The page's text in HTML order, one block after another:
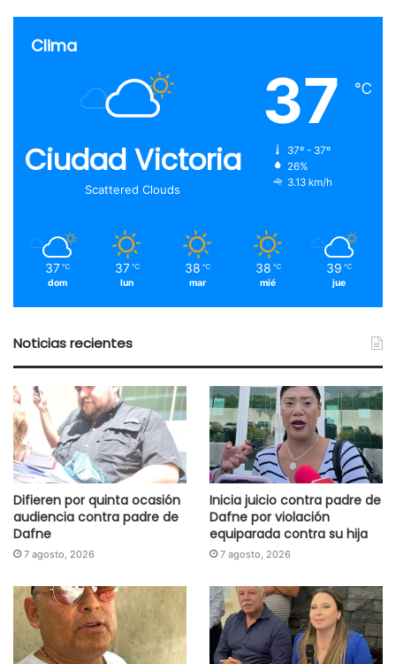
Clima
Ciudad Victoria
Scattered Clouds
37 ℃
37º - 37º
26%
3.13 km/h
37 ℃
dom
37 ℃
lun
38 ℃
mar
38 ℃
mié
39 ℃
jue
Noticias recientes
Difieren por quinta ocasión
audiencia contra padre de
Dafne
7 agosto, 2026
Inicia juicio contra padre de
Dafne por violación
equiparada contra su hija
7 agosto, 2026